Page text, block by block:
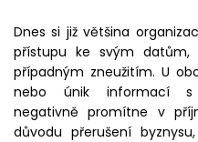
Dnes si již většina
přístupu ke svým
případným zneužitím. U
nebo únik informací s
negativně promítne v
důvodu přerušení